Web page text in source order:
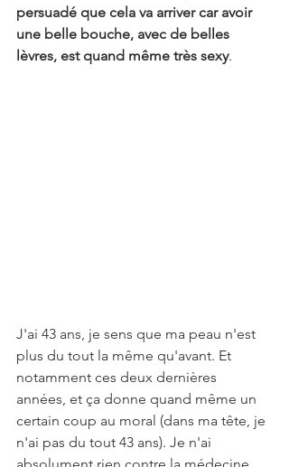
persuadé que cela va arriver car avoir
une belle bouche, avec de belles
lèvres, est quand même très sexy.
J'ai 43 ans, je sens que ma peau n'est
plus du tout la même qu'avant. Et
notamment ces deux dernières
années, et ça donne quand même un
certain coup au moral (dans ma tête, je
n'ai pas du tout 43 ans). Je n'ai